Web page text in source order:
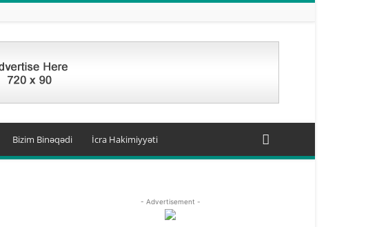
Bizim Binəqədi İcra Hakimiyyəti
- Advertisement -
Binəqədi gəncləri
BİNƏQƏDİ ŞƏHİDLƏRİ
Binəqədi videolarda